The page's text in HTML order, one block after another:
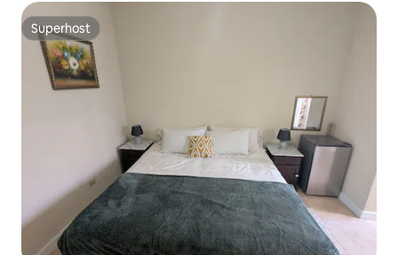
Superhost
Superhost